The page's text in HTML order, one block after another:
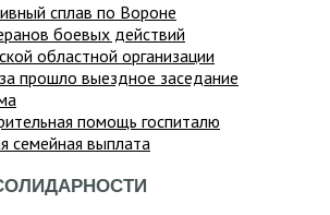
сплав по Вороне
боевых действий
областной организации
прошло выездное заседание
помощь госпиталю
семейная выплата